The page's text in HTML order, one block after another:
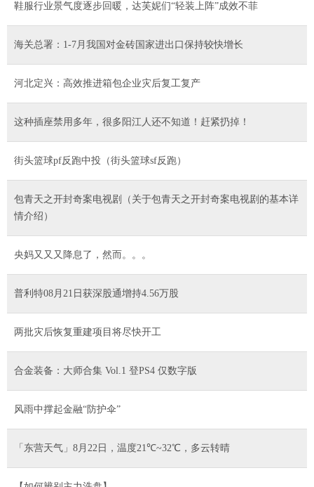
鞋服行业景气度逐步回暖，达芙妮们“轻装上阵”成效不菲
海关总署：1-7月我国对金砖国家进出口保持较快增长
河北定兴：高效推进箱包企业灾后复工复产
这种插座禁用多年，很多阳江人还不知道！赶紧扔掉！
街头篮球pf反跑中投（街头篮球sf反跑）
包青天之开封奇案电视剧（关于包青天之开封奇案电视剧的基本详
情介绍）
​央妈又又又降息了，然而。。。
普利特08月21日获深股通增持4.56万股
两批灾后恢复重建项目将尽快开工
合金装备：大师合集 Vol.1 登PS4 仅数字版
风雨中撑起金融“防护伞”
「东营天气」8月22日，温度21℃~32℃，多云转晴